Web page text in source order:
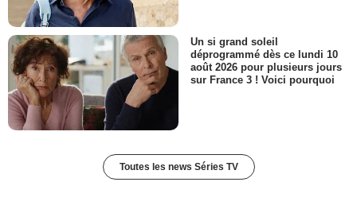
Un si grand soleil
déprogrammé dès ce lundi 10
août 2026 pour plusieurs jours
sur France 3 ! Voici pourquoi
Toutes les news Séries TV